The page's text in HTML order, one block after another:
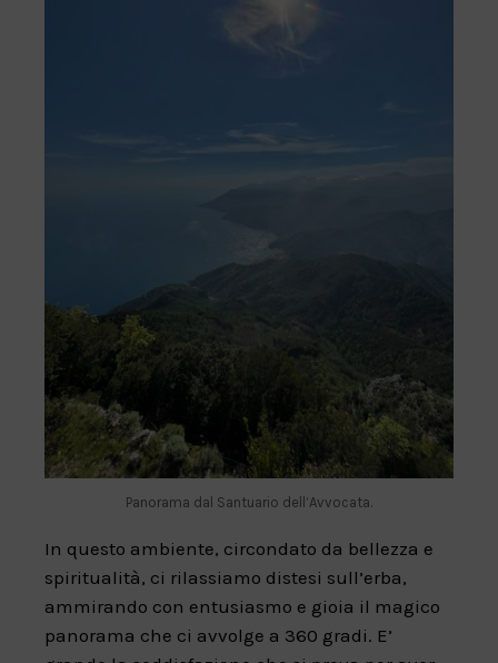
Panorama dal Santuario dell’Avvocata.
In questo ambiente, circondato da bellezza e
spiritualità, ci rilassiamo distesi sull’erba,
ammirando con entusiasmo e gioia il magico
panorama che ci avvolge a 360 gradi. E’